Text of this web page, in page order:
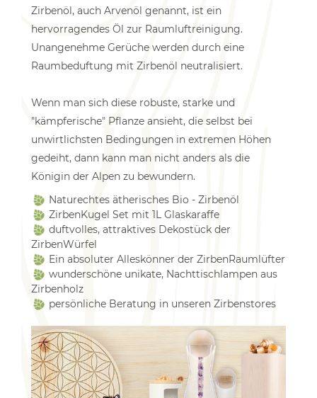
Zirbenöl, auch Arvenöl genannt, ist ein
hervorragendes Öl zur Raumluftreinigung.
Unangenehme Gerüche werden durch eine
Raumbeduftung mit Zirbenöl neutralisiert.
Wenn man sich diese robuste, starke und
"kämpferische" Pflanze ansieht, die selbst bei
unwirtlichsten Bedingungen in extremen Höhen
gedeiht, dann kann man nicht anders als die
Königin der Alpen zu bewundern.
Naturechtes ätherisches Bio - Zirbenöl
ZirbenKugel Set mit 1L Glaskaraffe
duftvolles, attraktives Dekostück der
ZirbenWürfel
Ein absoluter Alleskönner der ZirbenRaumlüfter
wunderschöne unikate, Nachttischlampen aus
Zirbenholz
persönliche Beratung in unseren Zirbenstores